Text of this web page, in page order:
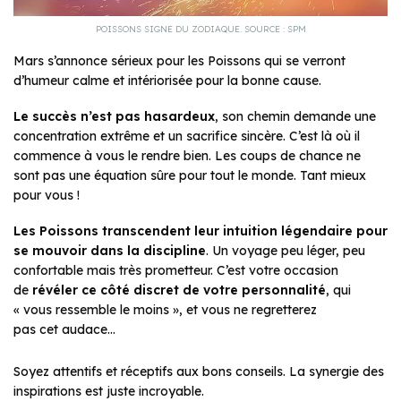
POISSONS SIGNE DU ZODIAQUE. SOURCE : SPM
Mars s’annonce sérieux pour les Poissons qui se verront
d’humeur calme et intériorisée pour la bonne cause.
Le succès n’est pas hasardeux, son chemin demande une
concentration extrême et un sacrifice sincère. C’est là où il
commence à vous le rendre bien. Les coups de chance ne
sont pas une équation sûre pour tout le monde. Tant mieux
pour vous !
Les Poissons transcendent leur intuition légendaire pour
se mouvoir dans la discipline. Un voyage peu léger, peu
confortable mais très prometteur. C’est votre occasion
de révéler ce côté discret de votre personnalité, qui
« vous ressemble le moins », et vous ne regretterez
pas cet audace…
Soyez attentifs et réceptifs aux bons conseils. La synergie des
inspirations est juste incroyable.